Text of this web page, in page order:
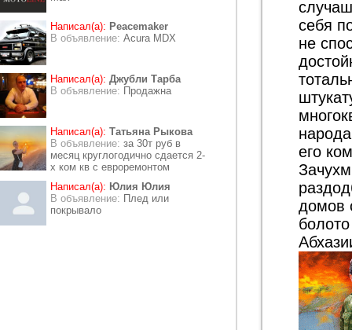
Написал(а): Peacemaker
В объявление: Acura MDX
Написал(а): Джубли Тарба
В объявление: Продажна
Написал(а): Татьяна Рыкова
В объявление: за 30т руб в
месяц круглогодично сдается 2-
х ком кв с евроремонтом
Написал(а): Юлия Юлия
В объявление: Плед или
покрывало
себя
не
его
домов